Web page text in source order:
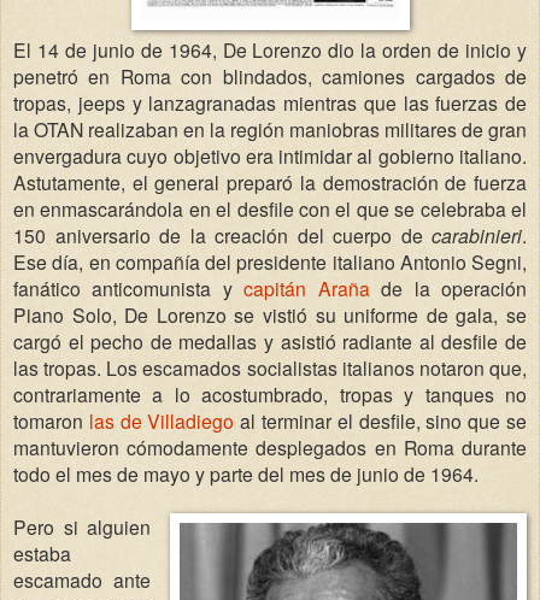
El 14 de junio de 1964, De Lorenzo dio la orden de inicio y
penetró en Roma con blindados, camiones cargados de
tropas, jeeps y lanzagranadas mientras que las fuerzas de
la OTAN realizaban en la región maniobras militares de gran
envergadura cuyo objetivo era intimidar al gobierno italiano.
Astutamente, el general preparó la demostración de fuerza
en enmascarándola en el desfile con el que se celebraba el
150 aniversario de la creación del cuerpo de carabinieri.
Ese día, en compañía del presidente italiano Antonio Segni,
fanático anticomunista ycapitán Arañade la operación
Piano Solo, De Lorenzo se vistió su uniforme de gala, se
cargó el pecho de medallas y asistió radiante al desfile de
las tropas. Los escamados socialistas italianos notaron que,
contrariamente a lo acostumbrado, tropas y tanques no
tomaron las de Villadiego al terminar el desfile, sino que se
mantuvieron cómodamente desplegados en Roma durante
todo el mes de mayo y parte del mes de junio de 1964.
Pero si alguien
estaba
escamado ante